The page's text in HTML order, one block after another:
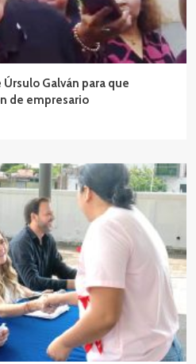
Galván para que
de empresario